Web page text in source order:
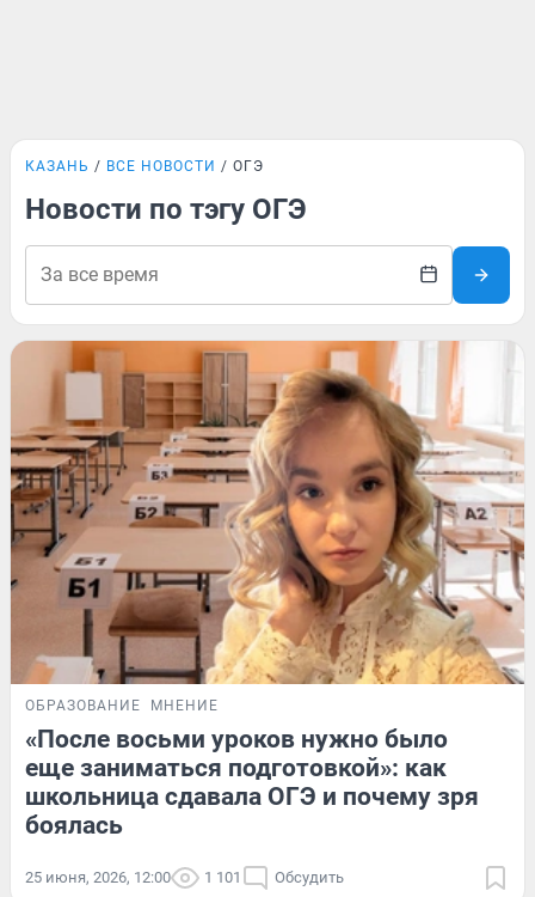
КАЗАНЬ ВСЕ НОВОСТИ ОГЭ
Новости по тэгу ОГЭ
ОБРАЗОВАНИЕ МНЕНИЕ
«После восьми уроков нужно было
еще заниматься подготовкой»: как
школьница сдавала ОГЭ и почему зря
боялась
25 июня, 2026, 12:00 1 101 Обсудить